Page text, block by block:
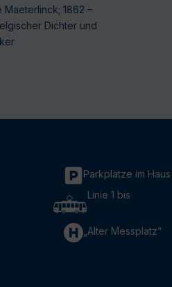
Maeterlinck; 1862 –
Dichter und
Parkplätze im Haus
Linie 1 bis
„Alter Messplatz“